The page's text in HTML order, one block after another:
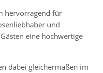
hervorragend für
und
eine hochwertige
dabei gleichermaßen im